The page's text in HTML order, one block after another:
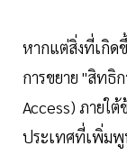
หากแต่สิ่งที่เกิด
การขยาย "สิทธิ
Access) ภายใ
ประเทศที่เพิ่มพู